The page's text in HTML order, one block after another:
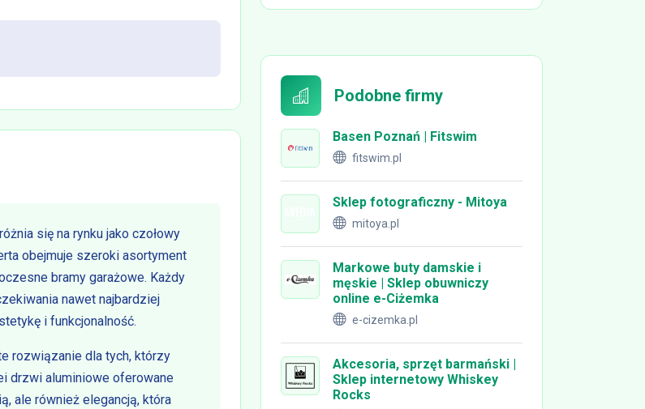
się na rynku jako czołowy
obejmuje szeroki asortyment
bramy garażowe. Każdy
nawet najbardziej
i funkcjonalność.
rozwiązanie dla tych, którzy
drzwi aluminiowe oferowane
ale również elegancją, która
Podobne firmy
Basen Poznań | Fitswim
fitswim.pl
Sklep fotograficzny - Mitoya
mitoya.pl
Markowe buty damskie i
męskie | Sklep obuwniczy
online e-Ciżemka
e-cizemka.pl
Akcesoria, sprzęt barmański |
Sklep internetowy Whiskey
Rocks